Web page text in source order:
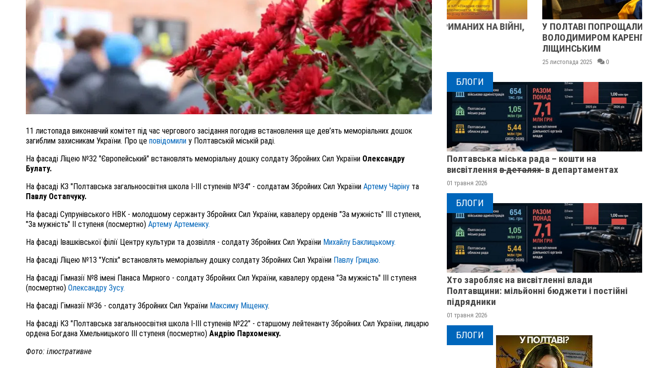
11 листопада виконавчий комітет під час чергового засідання погодив встановлення ще дев’ять меморіальних дошок
загиблим захисникам України. Про це повідомили у Полтавській міській раді.
На фасаді Ліцею №32 "Європейський" встановлять меморіальну дошку солдату Збройних Сил України Олександру
Булату.
На фасаді КЗ "Полтавська загальноосвітня школа І-ІІІ ступенів №34" - солдатам Збройних Сил України Артему Чаріну та
Павлу Остапчуку.
На фасаді Супрунівського НВК - молодшому сержанту Збройних Сил України, кавалеру орденів "За мужність" ІІІ ступеня,
"За мужність" ІІ ступеня (посмертно) Артему Артеменку.
На фасаді Івашківської філії Центру культури та дозвілля - солдату Збройних Сил України Михайлу Баклицькому.
На фасаді Ліцею №13 "Успіх" встановлять меморіальну дошку солдату Збройних Сил України Павлу Грицаю.
На фасаді Гімназії №8 імені Панаса Мирного - солдату Збройних Сил України, кавалеру ордена "За мужність" ІІІ ступеня
(посмертно) Олександру Зусу.
На фасаді Гімназії №36 - солдату Збройних Сил України Максиму Міщенку.
На фасаді КЗ "Полтавська загальноосвітня школа І-ІІІ ступенів №22" - старшому лейтенанту Збройних Сил України, лицарю
ордена Богдана Хмельницького ІІІ ступеня (посмертно) Андрію Пархоменку.
Фото: ілюстративне
ПОЛІЦІЯ ПОЛТАВЩИНИ РОЗШУКУЄ 62-РІЧНУ
ЛЮДМИЛУ ТИМЧЕНКО
26 листопада 2025 0
ВНАСЛІДОК ПОРАНЕНЬ, ОТРИМАНИХ НА ВІЙНІ,
ПОМЕР ВОЇН ЮРІЙ ВОЙТИК
25 листопада 2025 0
У ПОЛТАВІ ПОПРОЩАЛИСЯ ІЗ ВІЙСЬКОВИМИ
ВОЛОДИМИРОМ КАРЕНГІНИМ ТА ОЛЕГОМ
БЛОГИ
Полтавська міська рада – кошти на
висвітлення в̶ ̶д̶е̶т̶а̶л̶я̶х̶ ̶ в департаментах
01 травня 2026
БЛОГИ
Хто заробляє на висвітленні влади
Полтавщини: мільйонні бюджети і постійні
підрядники
01 травня 2026
БЛОГИ